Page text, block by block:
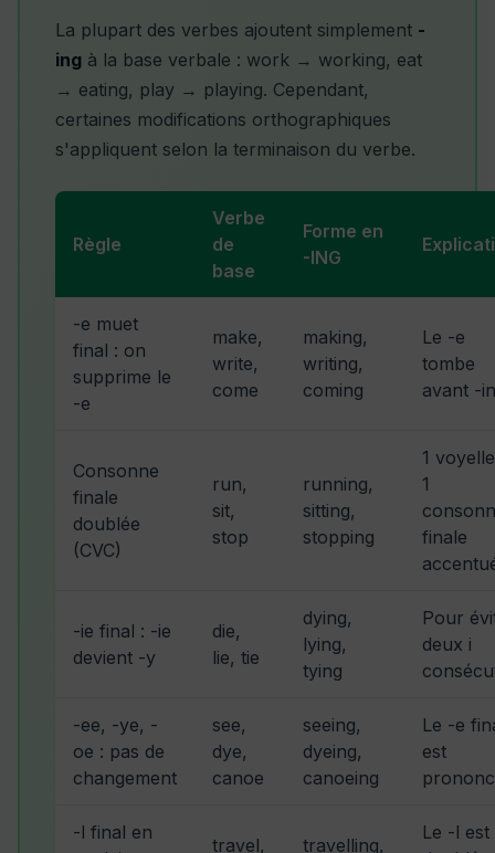
La plupart des verbes ajoutent simplement -
ing à la base verbale : work → working, eat
→ eating, play → playing. Cependant,
certaines modifications orthographiques
s'appliquent selon la terminaison du verbe.
Règle
Verbe
de
base
Forme en
-ING
-e muet
final : on
supprime le
-e
make,
write,
come
making,
writing,
coming
Le -e
tombe
avant -
Consonne
finale
doublée
(CVC)
run,
sit,
stop
running,
sitting,
stopping
1
1
finale
-ie final : -ie
devient -y
die,
lie, tie
dying,
lying,
tying
Pour
deux i
-ee, -ye, -
oe : pas de
changement
see,
dye,
canoe
seeing,
dyeing,
canoeing
Le -e
est
-l final en
travel,
travelling,
Le -l est